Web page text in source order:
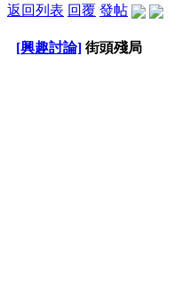
返回列表 回覆 發帖
[興趣討論] 街頭殘局